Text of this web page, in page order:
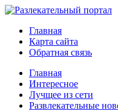
Главная
Карта сайта
Обратная связь
Главная
Интересное
Лучщее из сети
Развлекательные